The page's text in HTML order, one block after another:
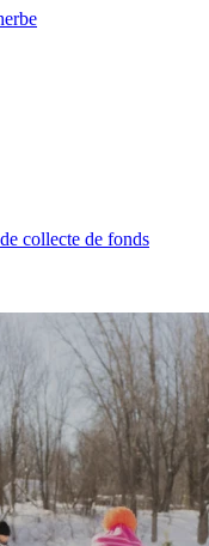
collecte de fonds